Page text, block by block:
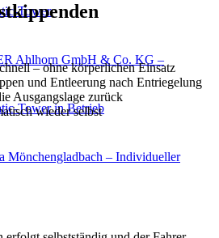
Tower
Ahlhorn GmbH & Co. KG –
Tower in Betrieb
Mönchengladbach – Individueller
– ohne körperlichen Einsatz
und Entleerung nach Entriegelung
Ausgangslage zurück
wieder selbst